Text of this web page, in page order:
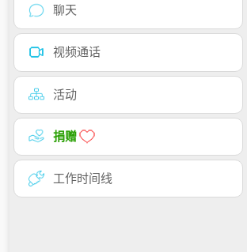
聊天
视频通话
活动
捐赠
工作时间线